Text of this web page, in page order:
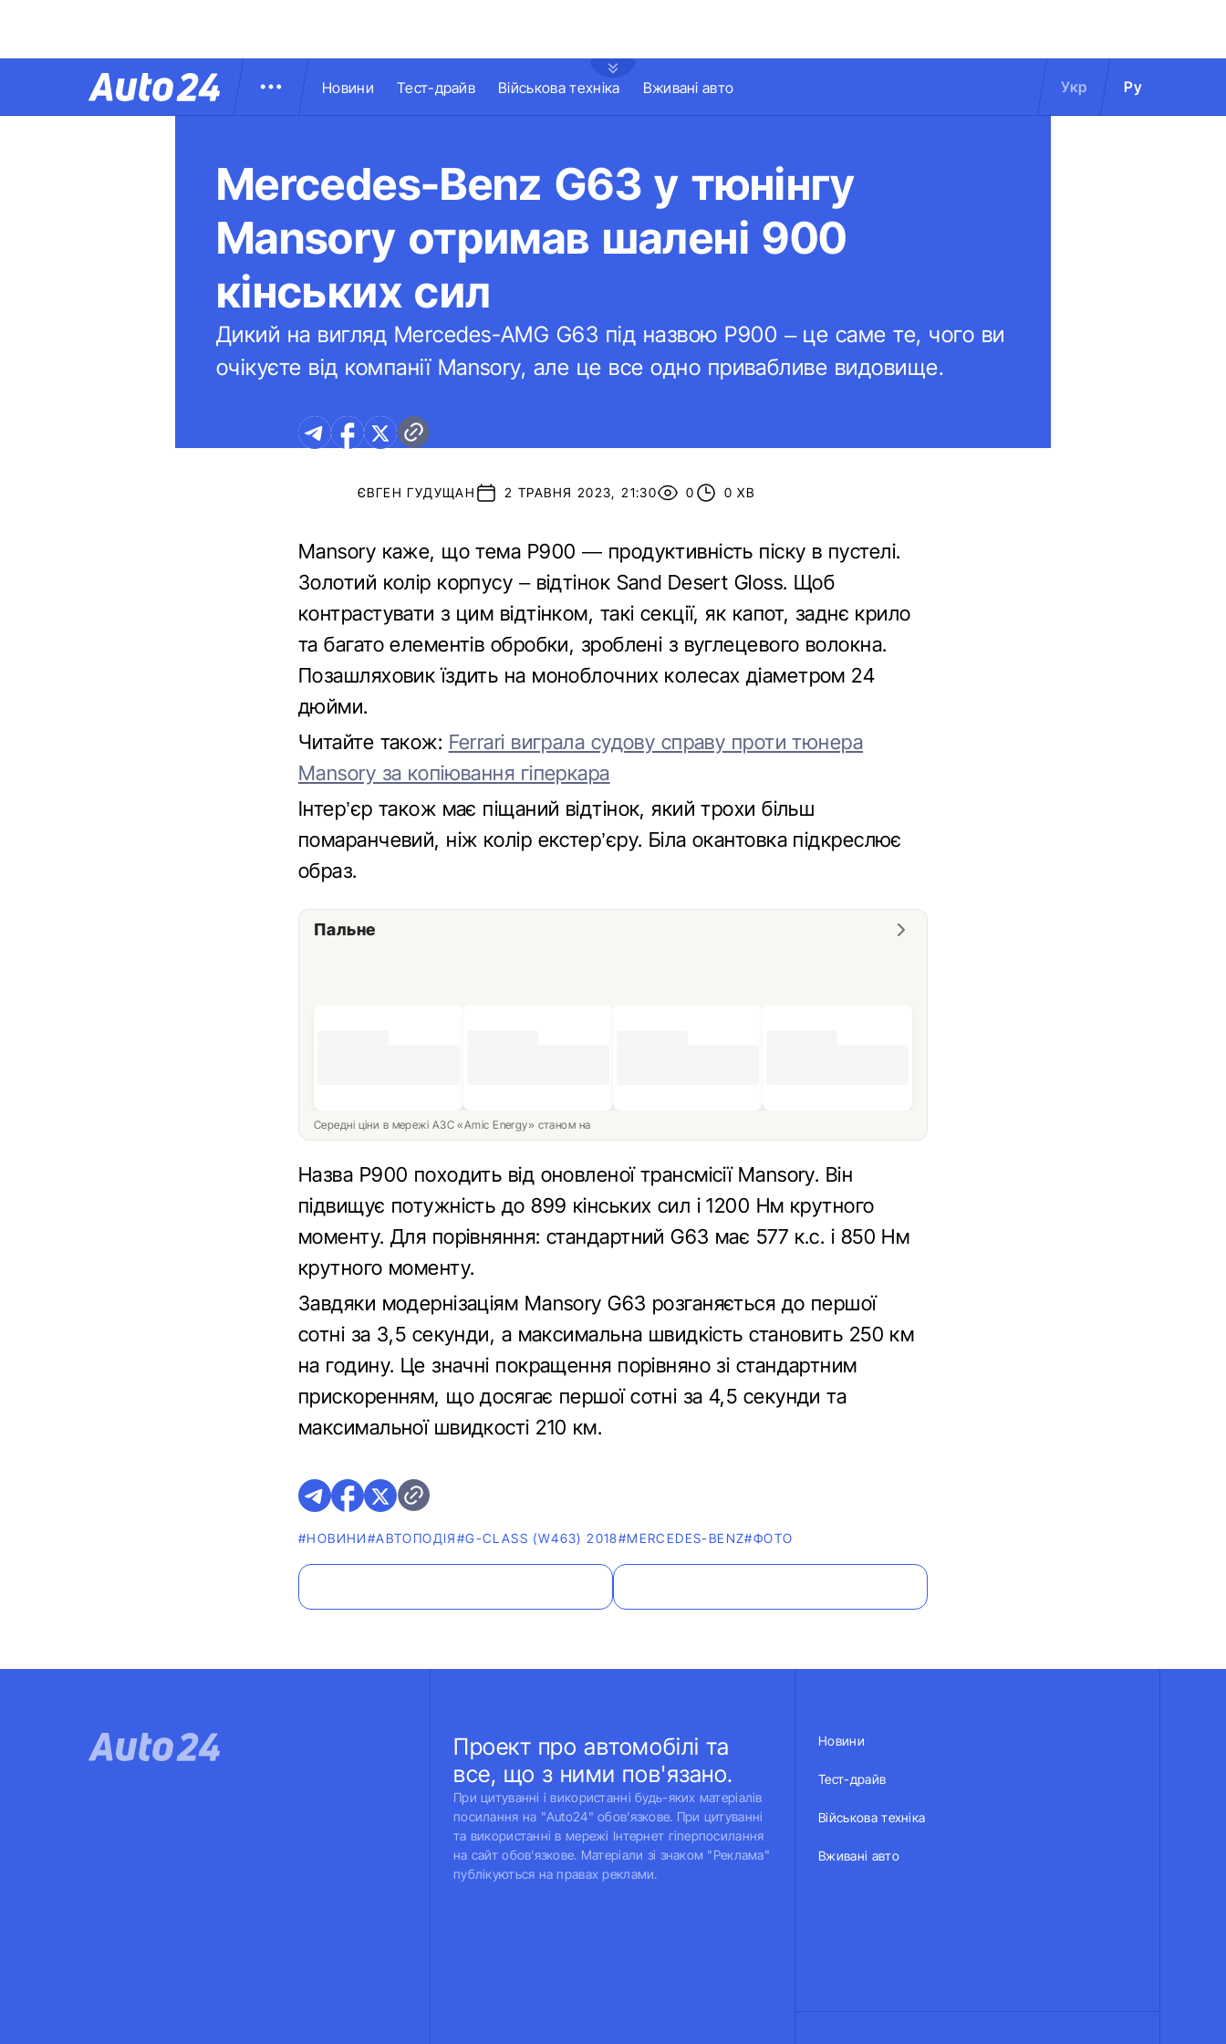
Новини Тест-драйв Військова техніка Вживані авто Укр Ру
Mercedes-Benz G63 у тюнінгу
Mansory отримав шалені 900
кінських сил
Дикий на вигляд Mercedes-AMG G63 під назвою P900 – це саме те, чого ви
очікуєте від компанії Mansory, але це все одно привабливе видовище.
ЄВГЕН ГУДУЩАН 2 ТРАВНЯ 2023, 21:30 0 0 ХВ
Mansory каже, що тема P900 — продуктивність піску в пустелі.
Золотий колір корпусу – відтінок Sand Desert Gloss. Щоб
контрастувати з цим відтінком, такі секції, як капот, заднє крило
та багато елементів обробки, зроблені з вуглецевого волокна.
Позашляховик їздить на моноблочних колесах діаметром 24
дюйми.
Читайте також: Ferrari виграла судову справу проти тюнера
Mansory за копіювання гіперкара
Інтер’єр також має піщаний відтінок, який трохи більш
помаранчевий, ніж колір екстер’єру. Біла окантовка підкреслює
образ.
Пальне
Середні ціни в мережі АЗС «Amic Energy» станом на
Назва P900 походить від оновленої трансмісії Mansory. Він
підвищує потужність до 899 кінських сил і 1200 Нм крутного
моменту. Для порівняння: стандартний G63 має 577 к.с. і 850 Нм
крутного моменту.
Завдяки модернізаціям Mansory G63 розганяється до першої
сотні за 3,5 секунди, а максимальна швидкість становить 250 км
на годину. Це значні покращення порівняно зі стандартним
прискоренням, що досягає першої сотні за 4,5 секунди та
максимальної швидкості 210 км.
#НОВИНИ#АВТОПОДІЯ#G-CLASS (W463) 2018#MERCEDES-BENZ#ФОТО
Проект про автомобілі та
все, що з ними пов'язано.
При цитуванні і використанні будь-яких матеріалів
посилання на "Auto24" обов'язкове. При цитуванні
та використанні в мережі Інтернет гіперпосилання
на сайт обов'язкове. Матеріали зі знаком "Реклама"
публікуються на правах реклами.
Новини
Тест-драйв
Військова техніка
Вживані авто